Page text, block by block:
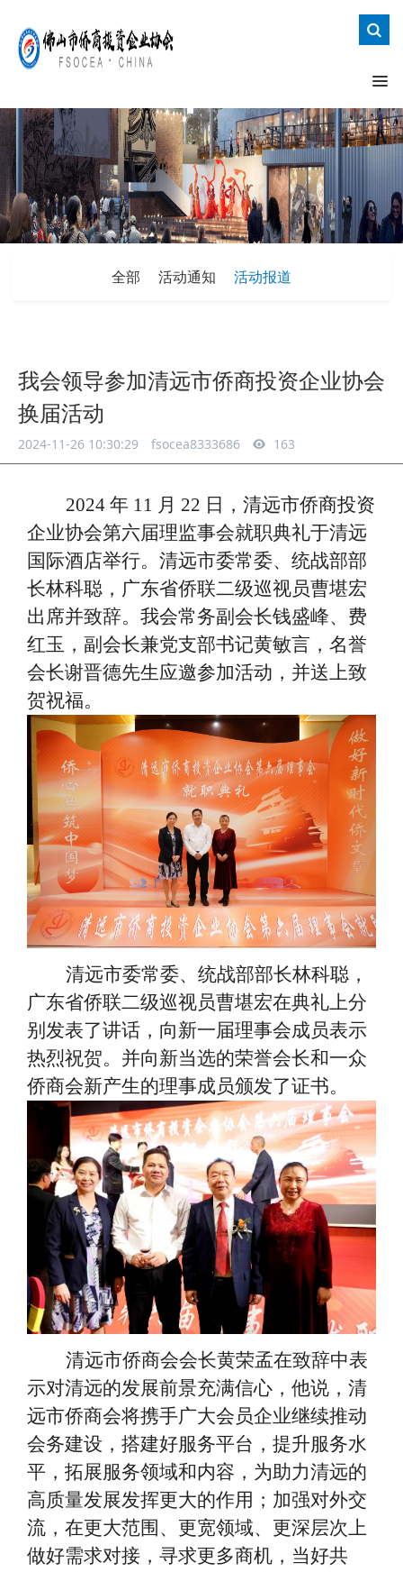
全部 活动通知 活动报道
我会领导参加清远市侨商投资企业协会
换届活动
2024-11-26 10:30:29 fsocea8333686 163
2024 年 11 月 22 日，清远市侨商投资
企业协会第六届理监事会就职典礼于清远
国际酒店举行。清远市委常委、统战部部
长林科聪，广东省侨联二级巡视员曹堪宏
出席并致辞。 我会常务副会长钱盛峰、费
红玉，副会长兼党支部书记黄敏言，名誉
会长谢晋德先生应邀参加活动，并送上致
贺祝福。
清远市委常委、统战部部长林科聪，
广东省侨联二级巡视员曹堪宏在典礼上分
别发表了讲话，向新一届理事会成员表示
热烈祝贺。并向新当选的荣誉会长和一众
侨商会新产生的理事成员颁发了证书。
清远市侨商会会长黄荣孟在致辞中表
示对清远的发展前景充满信心，他说，清
远市侨商会将携手广大会员企业继续推动
会务建设，搭建好服务平台，提升服务水
平，拓展服务领域和内容，为助力清远的
高质量发展发挥更大的作用；加强对外交
流，在更大范围、更宽领域、更深层次上
做好需求对接，寻求更多商机，当好共